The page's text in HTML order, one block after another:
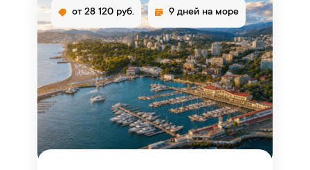
от 28 120 руб. 9 дней на море